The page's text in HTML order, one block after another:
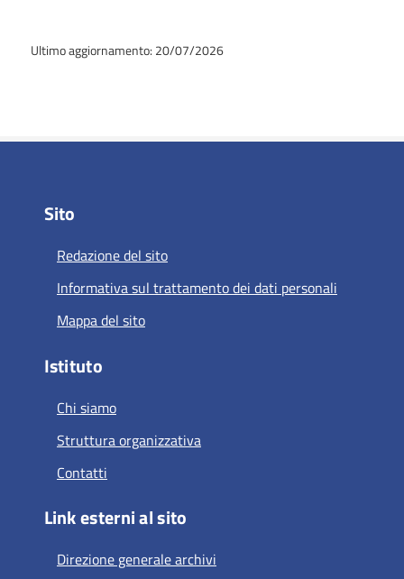
Ultimo aggiornamento: 20/07/2026
Sito
Redazione del sito
Informativa sul trattamento dei dati personali
Mappa del sito
Istituto
Chi siamo
Struttura organizzativa
Contatti
Link esterni al sito
Direzione generale archivi